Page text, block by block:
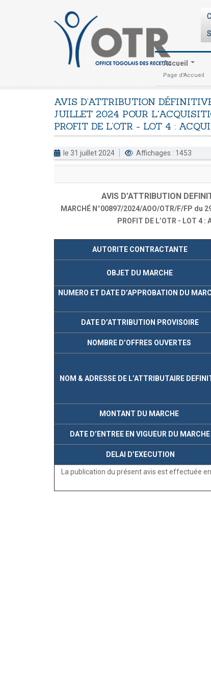
Accueil
Page d'Accueil
AVIS D’ATTRIBUTION
JUILLET 2024 POUR
PROFIT DE L’OTR - LOT 4 :
le 31 juillet 2024 Affichages : 1453
AVIS D’ATTRIBUTION
MARCHÉ N°00897/2024/AOO/OTR/F/FP du
PROFIT DE L’OTR - LOT 4
AUTORITE CONTRACTANTE
OBJET DU MARCHE
NUMERO ET DATE D’APPROBATION DU
DATE D’ATTRIBUTION PROVISOIRE
NOMBRE D’OFFRES OUVERTES
NOM & ADRESSE DE L’ATTRIBUTAIRE
MONTANT DU MARCHE
DATE D’ENTREE EN VIGUEUR DU MARCHE
DELAI D’EXECUTION
La publication du présent avis est effectuée